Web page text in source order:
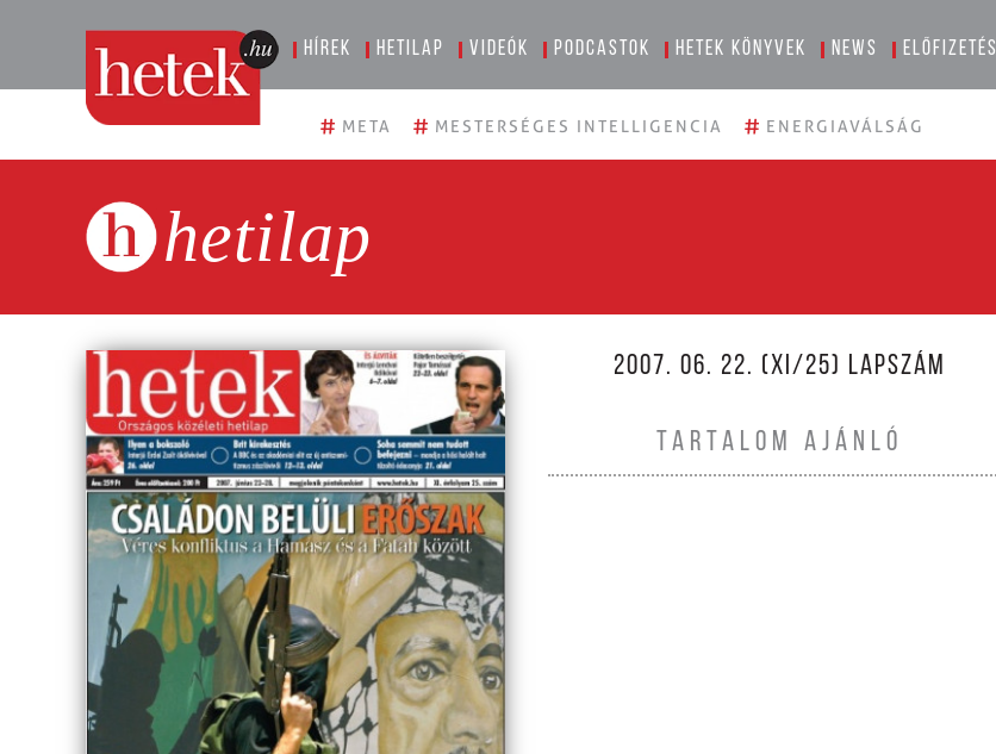
Hírek Hetilap Videók Podcastok Hetek könyvek News Előfizetés
# META # MESTERSÉGES INTELLIGENCIA # ENERGIAVÁLSÁG
hetilap
2007. 06. 22. (XI/25) LAPSZÁM
TARTALOM AJÁNLÓ